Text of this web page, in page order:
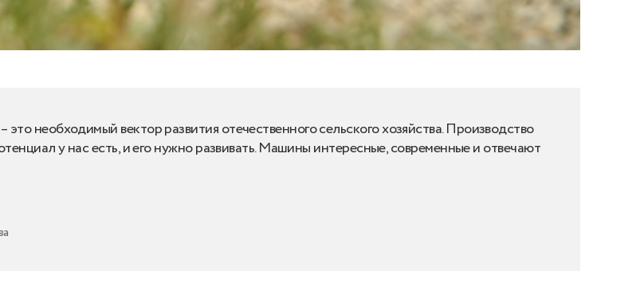
необходимый вектор развития отечественного сельского хозяйства. Производство
у нас есть, и его нужно развивать. Машины интересные, современные и отвечают